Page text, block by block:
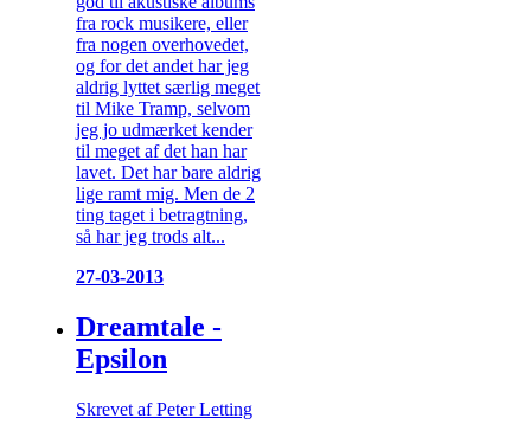
fra rock musikere, eller
fra nogen overhovedet,
og for det andet har jeg
aldrig lyttet særlig meget
til Mike Tramp, selvom
jeg jo udmærket kender
til meget af det han har
lavet. Det har bare aldrig
lige ramt mig. Men de 2
ting taget i betragtning,
så har jeg trods alt...
27-03-2013
Dreamtale -
Epsilon
Skrevet af Peter Letting